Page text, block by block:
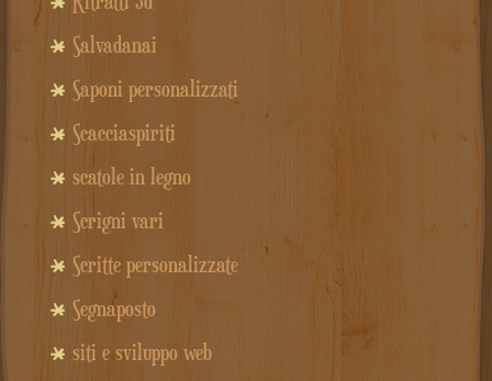
Salvadanai
Saponi personalizzati
Scacciaspiriti
scatole in legno
Scrigni vari
Scritte personalizzate
Segnaposto
siti e sviluppo web